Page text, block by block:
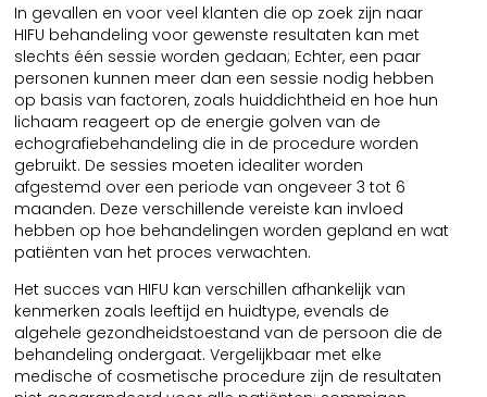
In gevallen en voor veel klanten die op zoek zijn naar
HIFU behandeling voor gewenste resultaten kan met
slechts één sessie worden gedaan; Echter, een paar
personen kunnen meer dan een sessie nodig hebben
op basis van factoren, zoals huiddichtheid en hoe hun
lichaam reageert op de energie golven van de
echografiebehandeling die in de procedure worden
gebruikt. De sessies moeten idealiter worden
afgestemd over een periode van ongeveer 3 tot 6
maanden. Deze verschillende vereiste kan invloed
hebben op hoe behandelingen worden gepland en wat
patiënten van het proces verwachten.
Het succes van HIFU kan verschillen afhankelijk van
kenmerken zoals leeftijd en huidtype, evenals de
algehele gezondheidstoestand van de persoon die de
behandeling ondergaat. Vergelijkbaar met elke
medische of cosmetische procedure zijn de resultaten